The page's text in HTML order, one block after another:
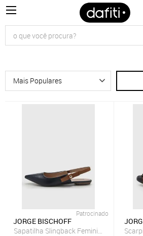
Patrocinado
JORGE BISCHOFF
Sapatilha Slingback Feminina Jorge